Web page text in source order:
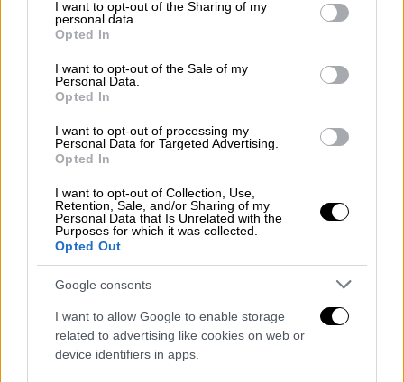
not limited to your visit or usage behaviour. You may click to
grant or deny consent to Google and its third-party tags to
use your data for below specified purposes in below Google
consent section.
I want to opt-out of the Sharing of my
personal data.
Opted In
I want to opt-out of the Sale of my
Personal Data.
Opted In
I want to opt-out of processing my
Personal Data for Targeted Advertising.
Opted In
I want to opt-out of Collection, Use,
Retention, Sale, and/or Sharing of my
Personal Data that Is Unrelated with the
Purposes for which it was collected.
Opted Out
Google consents
I want to allow Google to enable storage
related to advertising like cookies on web or
device identifiers in apps.
4ος: Ευστάθιος Γκορτσίλας (Μακεδονίας)
19:00 Ατρόμητος - Παναθηναϊκός
Διαιτητής: Άγγελος Ευαγγέλου (Αθηνών)
Βοηθοί: Χρήστος Ακρίβος (Αθηνών), Μιχαήλ
Παπαδάκης (Ηρακλείου)
4ος: Γεώργιος Λάμπρου (Ευβοίας)
19:00 Λαμία - Ολυμπιακός
Διαιτητής: Γεώργιος Κομίνης (Θεσπρωτίας)
Βοηθοί: Χασάν Κούλα (Ξάνθης), Θεόφιλος
Μωυσιάδης (Ηπείρου)